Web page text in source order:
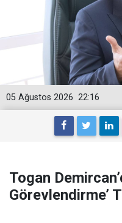
22:16
05 Ağustos 2026
Togan
Görevlendirme’